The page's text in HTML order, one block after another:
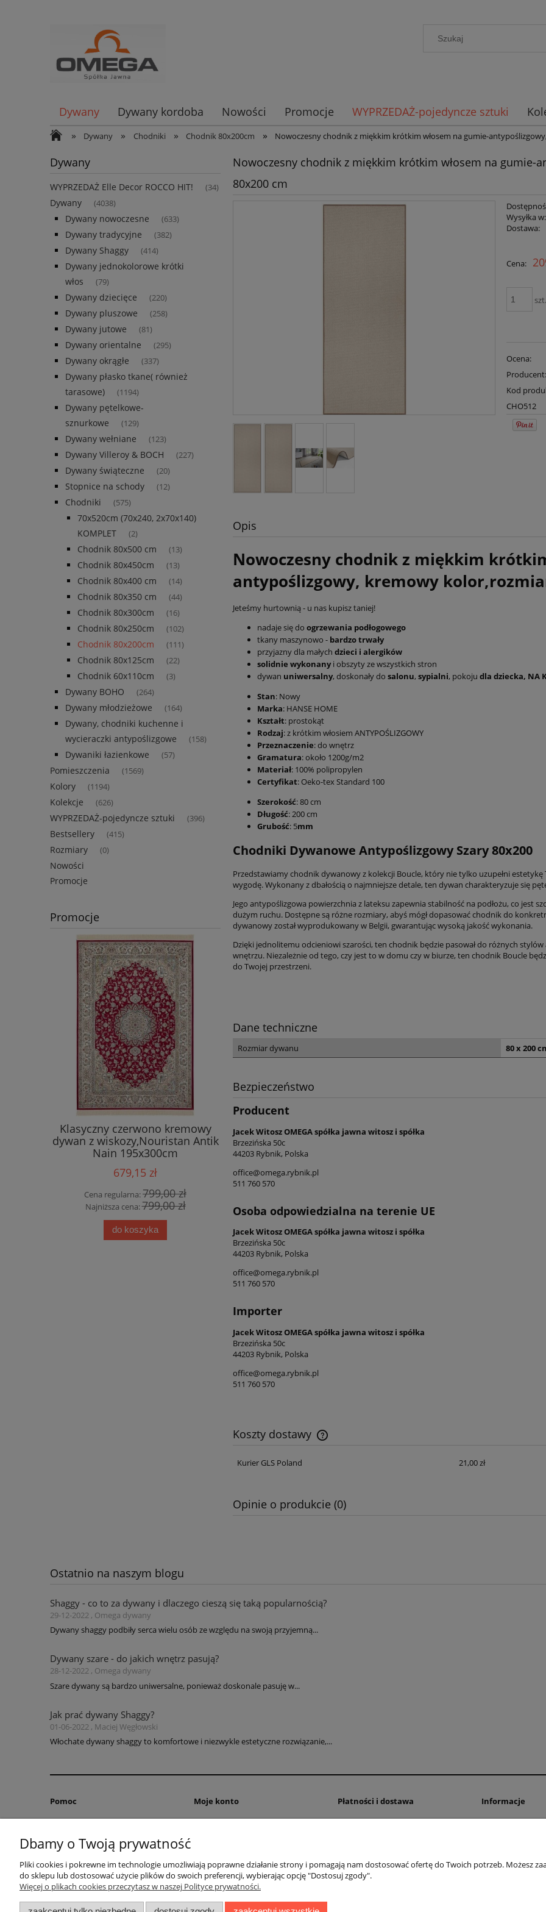
Dywany Dywany kordoba Nowości Promocje WYPRZEDAŻ-pojedyncze sztuki
» Dywany » Chodniki » Chodnik 80x200cm » Nowoczesny chodnik z miękkim krótkim włosem na gumie-
Dywany
WYPRZEDAŻ Elle Decor ROCCO HIT! (34)
Dywany (4038)
Dywany nowoczesne (633)
Dywany tradycyjne (382)
Dywany Shaggy (414)
Dywany jednokolorowe krótki
włos
(79)
Dywany dziecięce (220)
Dywany pluszowe (258)
Dywany jutowe (81)
Dywany orientalne (295)
Dywany okrągłe (337)
Dywany płasko tkane( również
tarasowe)
(1194)
Dywany pętelkowe-
sznurkowe
(129)
Dywany wełniane (123)
Dywany Villeroy & BOCH (227)
Dywany świąteczne (20)
Stopnice na schody (12)
Chodniki (575)
70x520cm (70x240, 2x70x140)
KOMPLET
(2)
Chodnik 80x500 cm (13)
Chodnik 80x450cm (13)
Chodnik 80x400 cm (14)
Chodnik 80x350 cm (44)
Chodnik 80x300cm (16)
Chodnik 80x250cm (102)
Chodnik 80x200cm (111)
Chodnik 80x125cm (22)
Chodnik 60x110cm (3)
Dywany BOHO (264)
Dywany młodzieżowe (164)
Dywany, chodniki kuchenne i
wycieraczki antypoślizgowe
(158)
Dywaniki łazienkowe (57)
Pomieszczenia (1569)
Kolory (1194)
Kolekcje (626)
WYPRZEDAŻ-pojedyncze sztuki (396)
Bestsellery (415)
Rozmiary (0)
Nowości
Promocje
Promocje
Klasyczny czerwono kremowy
dywan z wiskozy,Nouristan Antik
Nain 195x300cm
679,15 zł
Cena regularna:799,00 zł
Najniższa cena:799,00 zł
do koszyka
Ekskluzywny beżowy dywan z
wiskozy, Nouristan Nain Karun
200x300cm
679,15 zł
Najniższa cena:799,00 zł
do koszyka
Dywan tradycyjny do salonu
155x235cm,Villeroy&Boch
Najniższa cena:
Nowoczesny chodnik z miękkim krótkim włosem na gumie-
80x200 cm
Wysyłka w:
Dostawa:
Cena:
szt.
Ocena:
Producent:
Kod
CHO512
Opis
Nowoczesny chodnik z miękkim
antypoślizgowy, kremowy
Jeteśmy hurtownią - u nas kupisz taniej!
nadaje się do ogrzewania podłogowego
tkany maszynowo - bardzo trwały
przyjazny dla małych dzieci i alergików
solidnie wykonanyi obszyty ze wszystkich stron
dywan uniwersalny, doskonały do salonu, sypialni, pokoju dla dziecka, NA
Stan: Nowy
Marka: HANSE HOME
Kształt: prostokąt
Rodzaj: z krótkim włosiem ANTYPOŚLIZGOWY
Przeznaczenie: do wnętrz
Gramatura: około 1200g/m2
Materiał: 100% polipropylen
Certyfikat: Oeko-tex Standard 100
Szerokość: 80 cm
Długość: 200 cm
Grubość: 5mm
Chodniki Dywanowe Antypoślizgowy Szary 80x200
Przedstawiamy chodnik dywanowy z kolekcji Boucle, który nie tylko uzupełni
wygodę. Wykonany z dbałością o najmniejsze detale, ten dywan charakteryzuje się
Jego antypoślizgowa powierzchnia z lateksu zapewnia stabilność na podłożu, co jest
dużym ruchu. Dostępne są różne rozmiary, abyś mógł dopasować chodnik do
dywanowy został wyprodukowany w Belgii, gwarantując wysoką jakość wykonania.
Dzięki jednolitemu odcieniowi szarości, ten chodnik będzie pasował do różnych
wnętrzu. Niezależnie od tego, czy jest to w domu czy w biurze, ten chodnik Boucle
do Twojej przestrzeni.
Dane techniczne
Rozmiar dywanu 80 x 200
Bezpieczeństwo
Producent
Jacek Witosz OMEGA spółka jawna witosz i spółka
Brzezińska 50c
44203 Rybnik, Polska
office@omega.rybnik.pl
511 760 570
Osoba odpowiedzialna na terenie UE
Jacek Witosz OMEGA spółka jawna witosz i spółka
Brzezińska 50c
44203 Rybnik, Polska
office@omega.rybnik.pl
511 760 570
Importer
Jacek Witosz OMEGA spółka jawna witosz i spółka
Brzezińska 50c
44203 Rybnik, Polska
office@omega.rybnik.pl
511 760 570
Koszty dostawy
Cena nie zawiera ewentualnych kosztów
Kurier GLS Poland 21,00 zł
Opinie o produkcie (0)
Ostatnio na naszym blogu
Shaggy - co to za dywany i dlaczego cieszą się taką popularnością?
29-12-2022 , Omega dywany
Dywany shaggy podbiły serca wielu osób ze względu na swoją przyjemną...
Dywany szare - do jakich wnętrz pasują?
28-12-2022 , Omega dywany
Szare dywany są bardzo uniwersalne, ponieważ doskonale pasuję w...
Jak prać dywany Shaggy?
01-06-2022 , Maciej Węgłowski
Włochate dywany shaggy to komfortowe i niezwykle estetyczne rozwiązanie,...
Pomoc
Pytania i odpowiedzi
Regulamin
Moje konto Płatności i dostawa Informacje
OMEGA Spółka Jawna
Dbamy o Twoją prywatność
Pliki cookies i pokrewne im technologie umożliwiają poprawne działanie strony i pomagają nam dostosować ofertę do Twoich potrzeb. Możesz
do sklepu lub dostosować użycie plików do swoich preferencji, wybierając opcję "Dostosuj zgody".
Więcej o plikach cookies przeczytasz w naszej Polityce prywatności.